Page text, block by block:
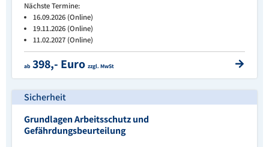
Nächste Termine:
16.09.2026 (Online)
19.11.2026 (Online)
11.02.2027 (Online)
ab 398,- Euro zzgl. MwSt
Sicherheit
Grundlagen Arbeitsschutz und
Gefährdungsbeurteilung